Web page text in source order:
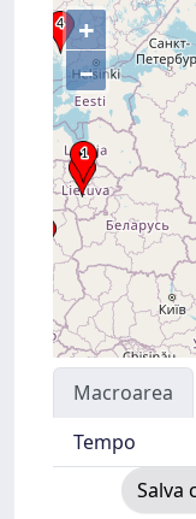
+
–
Macroarea
Tempo
Salva